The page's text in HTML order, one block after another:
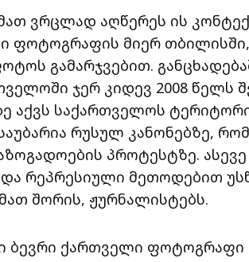
ვრცლად აღწერეს ის
ფოტოგრაფის მიერ
გამარჯვებით.
ჯერ კიდევ 2008 წელს
აქვს საქართველოს
რუსულ კანონებზე,
პროტესტზე.
რეპრესიული მეთოდებით
შორის, ჟურნალისტებს.
ბევრი ქართველი